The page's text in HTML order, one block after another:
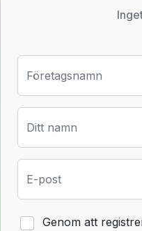
Företagsnamn
Ditt namn
E-post
Genom att